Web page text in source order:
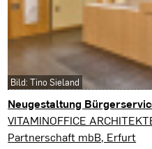
Neugestaltung
Weimar
VITAMINOFFICE
Partnerschaft mbB, Erfurt
Bild: Tino Sieland